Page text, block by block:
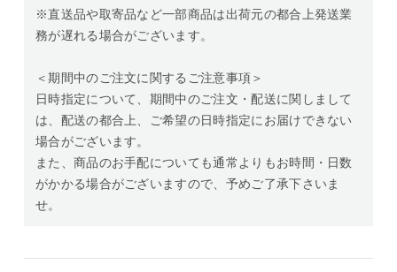
※直送品や取寄品など一部商品は出荷元の都合上発送業
務が遅れる場合がございます。
＜期間中のご注文に関するご注意事項＞
日時指定について、期間中のご注文・配送に関しまして
は、配送の都合上、ご希望の日時指定にお届けできない
場合がございます。
また、商品のお手配についても通常よりもお時間・日数
がかかる場合がございますので、予めご了承下さいま
せ。